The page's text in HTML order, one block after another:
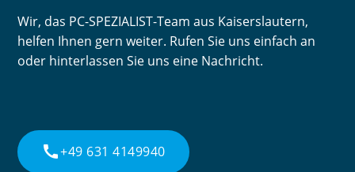
Wir, das PC-SPEZIALIST-Team aus Kaiserslautern,
helfen Ihnen gern weiter. Rufen Sie uns einfach an
oder hinterlassen Sie uns eine Nachricht.
call+49 631 4149940